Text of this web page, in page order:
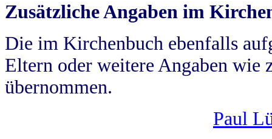
Zusätzliche Angaben im
Die im Kirchenbuch ebenfalls
Eltern oder weitere Angaben wie
übernommen.
Paul